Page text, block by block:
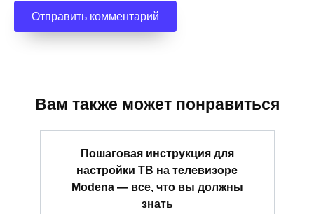
Вам также может понравиться
Пошаговая инструкция для
настройки ТВ на телевизоре
Modena — все, что вы должны
знать